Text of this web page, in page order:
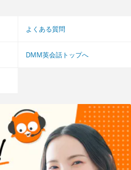
よくある質問
DMM英会話トップへ